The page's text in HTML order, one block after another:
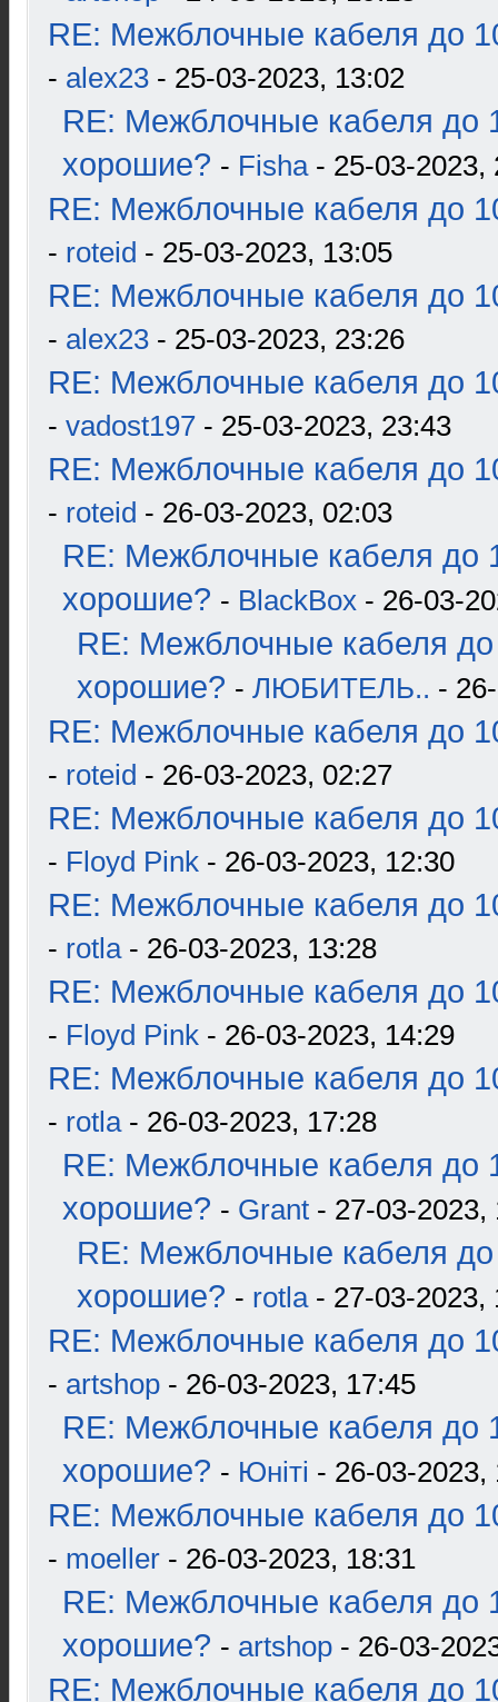
RE: Межблочные кабеля до
- alex23 - 25-03-2023, 13:02
RE: Межблочные кабеля до
хорошие? - Fisha- 25-03-2023,
RE: Межблочные кабеля до
- roteid - 25-03-2023, 13:05
RE: Межблочные кабеля до
- alex23 - 25-03-2023, 23:26
RE: Межблочные кабеля до
- vadost197 - 25-03-2023, 23:43
RE: Межблочные кабеля до
- roteid - 26-03-2023, 02:03
RE: Межблочные кабеля до
хорошие? - BlackBox - 26-03-
RE: Межблочные кабеля до
хорошие? - ЛЮБИТЕЛЬ.. -
RE: Межблочные кабеля до
- roteid - 26-03-2023, 02:27
RE: Межблочные кабеля до
- Floyd Pink - 26-03-2023, 12:30
RE: Межблочные кабеля до
- rotla- 26-03-2023, 13:28
RE: Межблочные кабеля до
- Floyd Pink - 26-03-2023, 14:29
RE: Межблочные кабеля до
- rotla- 26-03-2023, 17:28
RE: Межблочные кабеля до
хорошие? - Grant - 27-03-2023,
RE: Межблочные кабеля до
хорошие? - rotla- 27-03-2023,
RE: Межблочные кабеля до
- artshop - 26-03-2023, 17:45
RE: Межблочные кабеля до
хорошие? - Юнiтi - 26-03-2023,
RE: Межблочные кабеля до
- moeller - 26-03-2023, 18:31
RE: Межблочные кабеля до
хорошие? - artshop - 26-03-
RE: Межблочные кабеля до